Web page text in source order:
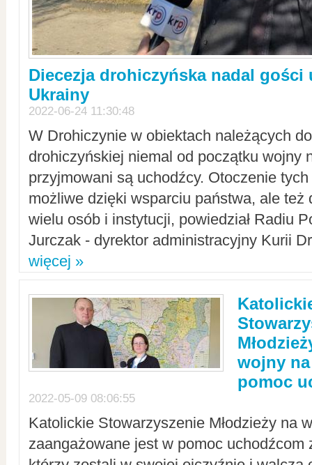
Diecezja drohiczyńska nadal gości
Ukrainy
2022-06-24 11:30:48
W Drohiczynie w obiektach należących
drohiczyńskiej niemal od początku wojny
przyjmowani są uchodźcy. Otoczenie
możliwe dzięki wsparciu państwa, ale też
wielu osób i instytucji, powiedział Radiu
Jurczak - dyrektor administracyjny Kurii
więcej »
wojny
pomoc
2022-05-09 08:06:55
Katolickie Stowarzyszenie Młodzieży na
zaangażowane jest w pomoc uchodźcom